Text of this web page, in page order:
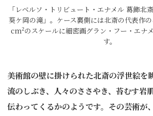
「レベルソ・トリビュート・エナメル 葛飾北
葵ケ岡の滝」。ケース裏側には北斎の代表作
cm²のスケールに細密画グラン・フー・エナ
す。
美術館の壁に掛けられた北斎の浮世絵を
流のしぶき、人々のささやき、苔むす岩
伝わってくるかのようです。その芸術が